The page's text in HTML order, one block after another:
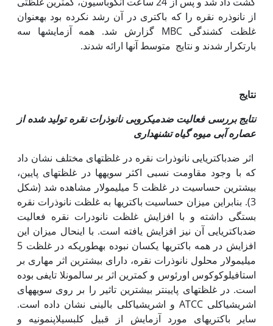
از نانوذره نقره را که باکتری در آن رشد نکرده بود به‫عنوان
غلظت کشندگی MBC گزارش شد. همه آزمایش­ها سه
بارتکرار شدند و نتایج ‫ متوسط آنها ارائه شدند.
نتایج
نتایج بررسی فعالیت ضدمیکروبی نانوذرات نقره تولید شده از
عصاره آبی میوه گیاه تشنه­داری
اثر ضدباکتریایی نانوذرات نقره در غلظت­های مختلف نشان داد
که با وجود مقاومت نسبی اکثر سویه­ها در غلظت­های پایین،
بیشترین حساسیت در غلظت­ 5 میلی‫مولار مشاهده شد (شکل
3). بنابراین میزان حساسیت باکتری‫ها به غلظت نانوذرات نقره
بستگی داشته و با افزایش غلظت نانودرات نقره فعالیت
ضدباکتریایی آن نیز افزایش یافته است. با این‫حال میزان این
افزایش در همه باکتری­ها یکسان نبوده به­طوری­که در غلظت 5
میلی‫مولار محلول نانوذرات نقره، دارای بیشترین اثر مهاری بر
استافیلوکوکوس اورئوس و کمترین اثر بر سالمونلا تایفی بوده
است. در غلظت­های پایینتر بیشترین تاثیر را بر روی سویه­های
اشریشیاکلی ATCC و اشریشیاکلی بالینی نشان داده است.
سایر باکتری­های مورد آزمایش از قبیل کلبسیلاپنمونیه و